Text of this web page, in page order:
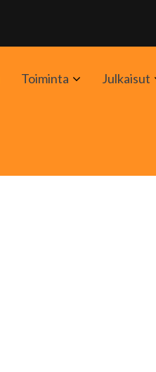
Toiminta AvaaJulkaisut